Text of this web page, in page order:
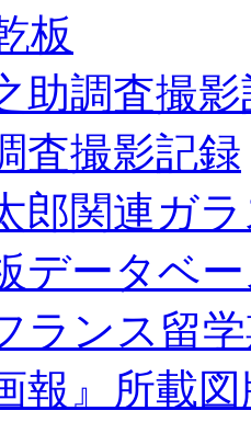
板
助調査撮
査撮影記録
郎関連ガ
データベ
ランス留
報』所載